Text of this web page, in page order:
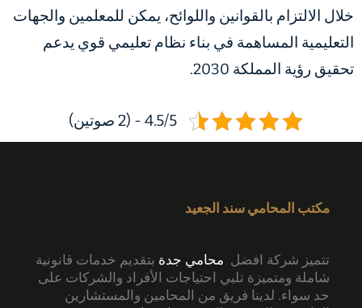
خلال الالتزام بالقوانين واللوائح، يمكن للمعلمين والجهات
التعليمية المساهمة في بناء نظام تعليمي قوي يدعم
تحقيق رؤية المملكة 2030.
4.5/5 - (2 صوتين)
مكتب المحامي سند الجعيد
تتميز شركة افضل محامي جدة بتقديم خدمات قانونية
شاملة ومتميزة تلبي احتياجات الأفراد والشركات على
حد سواء. لدينا فريق من المحامين والمستشارين